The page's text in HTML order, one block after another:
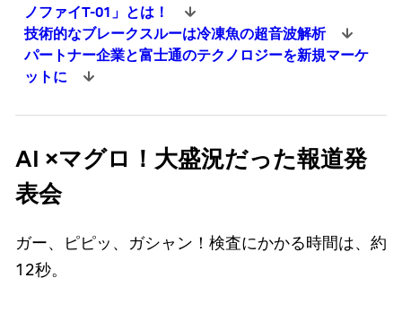
ノファイT-01」とは！
技術的なブレークスルーは冷凍魚の超音波解析
パートナー企業と富士通のテクノロジーを新規マーケ
ットに
AI ×マグロ！大盛況だった報道発
表会
ガー、ピピッ、ガシャン！検査にかかる時間は、約
12秒。